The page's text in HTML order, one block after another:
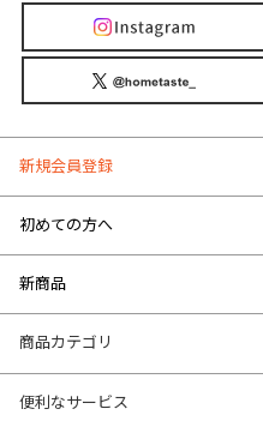
新規会員登録
初めての方へ
新商品
商品カテゴリ
便利なサービス